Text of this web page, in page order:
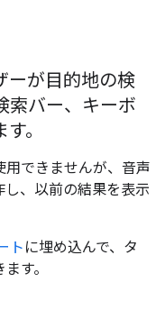
ーが目的地の検
索バー、キーボ
。
できませんが、音声
、以前の結果を表示
ト に埋め込んで、タ
す。